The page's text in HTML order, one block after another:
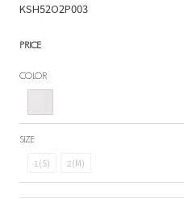
KSH52O2P003
PRICE
COLOR
SIZE
1(S) 2(M)